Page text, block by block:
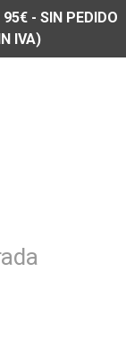
- SIN PEDIDO
IVA)